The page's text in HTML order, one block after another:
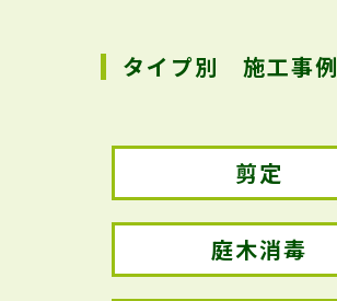
タイプ別 施工事例
剪定
庭木消毒